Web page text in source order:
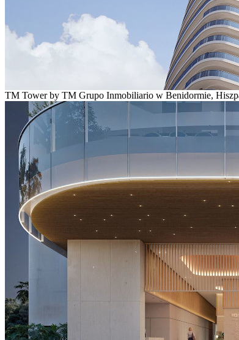
TM Tower by TM Grupo Inmobiliario w Benidormie,